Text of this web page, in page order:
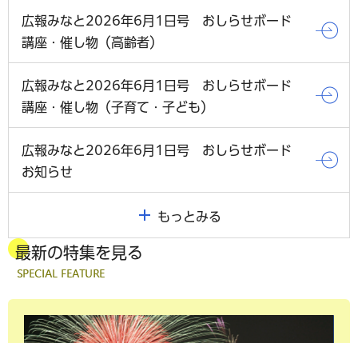
広報みなと2026年6月1日号 おしらせボード
講座・催し物（高齢者）
広報みなと2026年6月1日号 おしらせボード
講座・催し物（子育て・子ども）
広報みなと2026年6月1日号 おしらせボード
お知らせ
もっとみる
最新の特集を見る